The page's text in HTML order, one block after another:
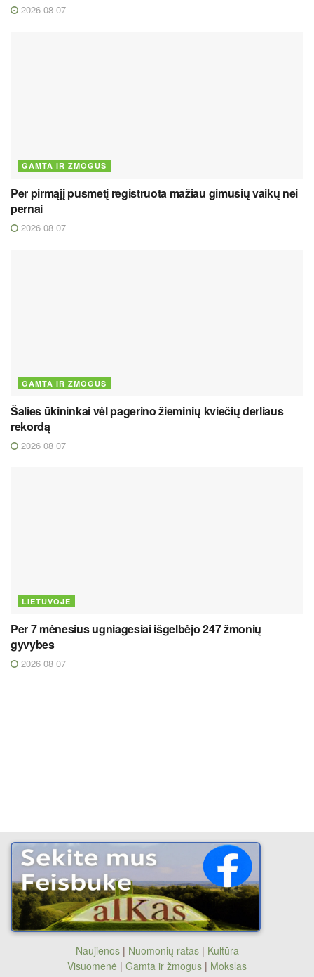
2026 08 07
GAMTA IR ŽMOGUS
Per pirmąjį pusmetį registruota mažiau gimusių vaikų nei
pernai
2026 08 07
GAMTA IR ŽMOGUS
Šalies ūkininkai vėl pagerino žieminių kviečių derliaus
rekordą
2026 08 07
LIETUVOJE
Per 7 mėnesius ugniagesiai išgelbėjo 247 žmonių
gyvybes
2026 08 07
Naujienos| Nuomonių ratas| Kultūra
Visuomenė | Gamta ir žmogus | Mokslas